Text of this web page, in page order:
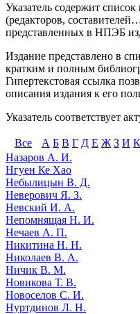
Указатель содержит
(редакторов,
представленных в НПЭБ
Издание представлено в
кратким и полным
Гипертекстовая ссылка
описания издания к его
Указатель соответствует
Все А Б В Г Д Е Ж З И К
Назаров А. И.
Нгуен Ке Хао
Небылицын В. Д.
Неверович Я. З.
Невский И. А.
Непомнящая Н. И.
Нечаев А. П.
Никитина Н. Н.
Николаев В. А.
Ничик В. М.
Новикова Т. В.
Новоселов С. И.
Нуртдинов Л. Н.